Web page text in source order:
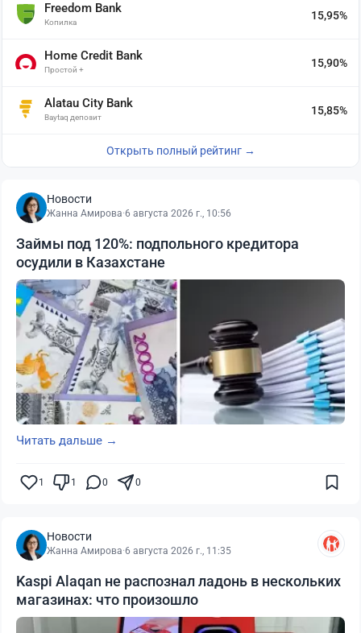
Freedom Bank
Копилка
15,95%
Home Credit Bank
Простой +
15,90%
Alatau City Bank
Baytaq депозит
15,85%
Открыть полный рейтинг →
Новости
Жанна Амирова·6 августа 2026 г., 10:56
Займы под 120%: подпольного кредитора
осудили в Казахстане
Читать дальше →
1 1 0 0
Новости
Жанна Амирова·6 августа 2026 г., 11:35
Kaspi Alaqan не распознал ладонь в нескольких
магазинах: что произошло